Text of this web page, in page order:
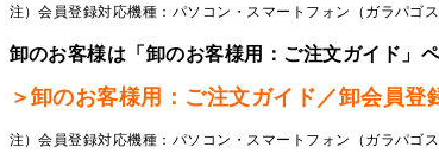
注）会員登録対応機種：パソコン・スマートフォン（ガラパゴ
卸のお客様は「卸のお客様用：ご注文ガイド」
＞卸のお客様用：ご注文ガイド／卸会員登
注）会員登録対応機種：パソコン・スマートフォン（ガラパゴ